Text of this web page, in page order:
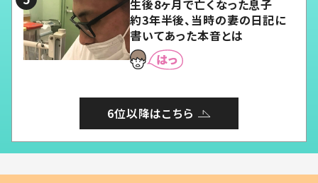
生後8ヶ月で亡くなった息子
約3年半後、当時の妻の日記に
書いてあった本音とは
6位以降はこちら